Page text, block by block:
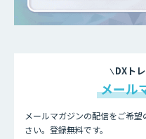
DXト
メール
メールマガジンの配信をご希
さい。登録無料です。